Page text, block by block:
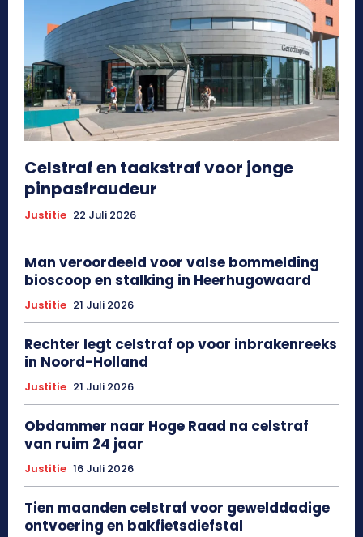
Celstraf en taakstraf voor jonge
pinpasfraudeur
Justitie 22 Juli 2026
Man veroordeeld voor valse bommelding
bioscoop en stalking in Heerhugowaard
Justitie 21 Juli 2026
Rechter legt celstraf op voor inbrakenreeks
in Noord-Holland
Justitie 21 Juli 2026
Obdammer naar Hoge Raad na celstraf
van ruim 24 jaar
Justitie 16 Juli 2026
Tien maanden celstraf voor gewelddadige
ontvoering en bakfietsdiefstal